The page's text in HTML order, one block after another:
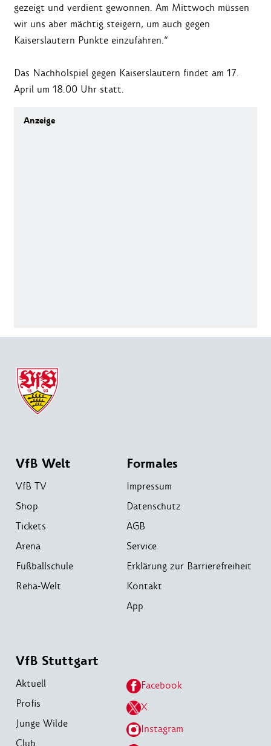
gezeigt und verdient gewonnen. Am Mittwoch müssen
wir uns aber mächtig steigern, um auch gegen
Kaiserslautern Punkte einzufahren.“
Das Nachholspiel gegen Kaiserslautern findet am 17.
April um 18.00 Uhr statt.
VfB Welt
VfB TV
Shop
Tickets
Arena
Fußballschule
Reha-Welt
Formales
Impressum
Datenschutz
AGB
Service
Erklärung zur Barrierefreiheit
Kontakt
App
VfB Stuttgart
Aktuell
Profis
Junge Wilde
Facebook
X
Instagram